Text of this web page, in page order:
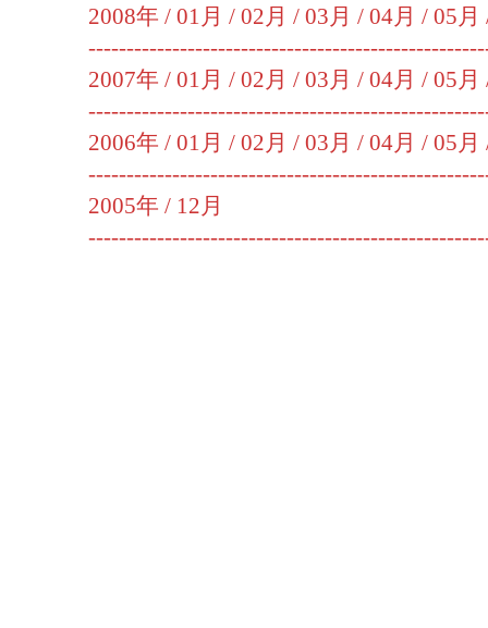
2008年 / 01月 / 02月 / 03月 / 04月 / 05月
2007年 / 01月 / 02月 / 03月 / 04月 / 05月
2006年 / 01月 / 02月 / 03月 / 04月 / 05月
2005年 / 12月